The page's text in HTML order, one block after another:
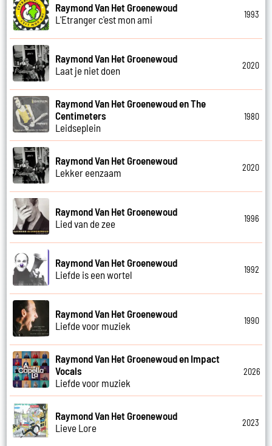
Raymond Van Het Groenewoud
L'Etranger c'est mon ami
1993
Raymond Van Het Groenewoud
Laat je niet doen
2020
Raymond Van Het Groenewoud en The
Centimeters
Leidseplein
1980
Raymond Van Het Groenewoud
Lekker eenzaam
2020
Raymond Van Het Groenewoud
Lied van de zee
1996
Raymond Van Het Groenewoud
Liefde is een wortel
1992
Raymond Van Het Groenewoud
Liefde voor muziek
1990
Raymond Van Het Groenewoud en Impact
Vocals
Liefde voor muziek
2026
Raymond Van Het Groenewoud
Lieve Lore
2023